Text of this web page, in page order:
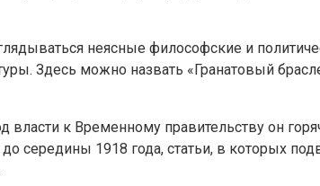
неясные философские и
Здесь можно назвать «Гранатовый
к Временному правительству он
середины 1918 года, статьи, в которых